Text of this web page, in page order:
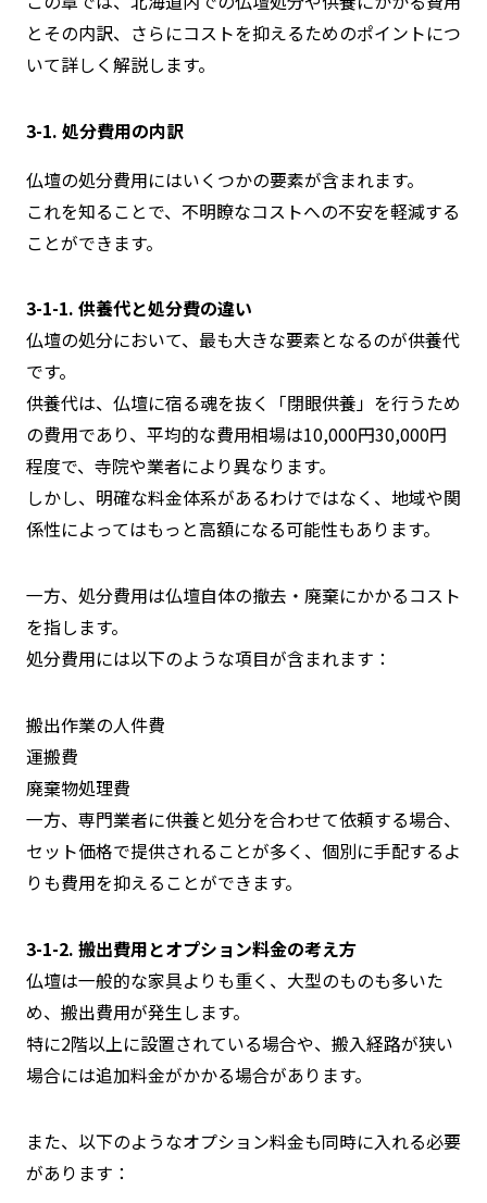
とその内訳、さらにコストを抑えるためのポイントにつ
いて詳しく解説します。
3-1. 処分費用の内訳
仏壇の処分費用にはいくつかの要素が含まれます。
これを知ることで、不明瞭なコストへの不安を軽減する
ことができます。
3-1-1. 供養代と処分費の違い
仏壇の処分において、最も大きな要素となるのが供養代
です。
供養代は、仏壇に宿る魂を抜く「閉眼供養」を行うため
の費用であり、平均的な費用相場は10,000円30,000円
程度で、寺院や業者により異なります。
しかし、明確な料金体系があるわけではなく、地域や関
係性によってはもっと高額になる可能性もあります。
一方、処分費用は仏壇自体の撤去・廃棄にかかるコスト
を指します。
処分費用には以下のような項目が含まれます：
搬出作業の人件費
運搬費
廃棄物処理費
一方、専門業者に供養と処分を合わせて依頼する場合、
セット価格で提供されることが多く、個別に手配するよ
りも費用を抑えることができます。
3-1-2. 搬出費用とオプション料金の考え方
仏壇は一般的な家具よりも重く、大型のものも多いた
め、搬出費用が発生します。
特に2階以上に設置されている場合や、搬入経路が狭い
場合には追加料金がかかる場合があります。
また、以下のようなオプション料金も同時に入れる必要
があります：